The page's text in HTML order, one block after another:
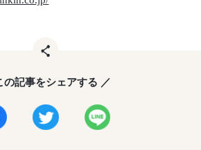
の記事をシェアする ／